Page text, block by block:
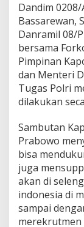
i
r
i
L
a
n
c
i
n
g
g
Dandim
Bassarewan,
Danramil 08/
bersama
Pimpinan
dan Menteri
Tugas Polri
dilakukan
Sambutan
Prabowo
bisa
juga
akan di
indonesia di
sampai
merekrutmen